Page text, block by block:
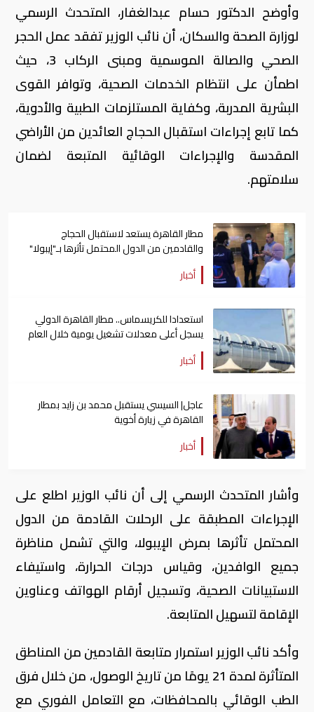
وأوضح الدكتور حسام عبدالغفار، المتحدث الرسمي
لوزارة الصحة والسكان، أن نائب الوزير تفقد عمل الحجر
الصحي والصالة الموسمية ومبنى الركاب 3، حيث
اطمأن على انتظام الخدمات الصحية، وتوافر القوى
البشرية المدربة، وكفاية المستلزمات الطبية والأدوية،
كما تابع إجراءات استقبال الحجاج العائدين من الأراضي
المقدسة والإجراءات الوقائية المتبعة لضمان
سلامتهم.
مطار القاهرة يستعد لاستقبال الحجاج
والقادمين من الدول المحتمل تأثرها بـ"إيبولا"
أخبار
استعدادا للكريسماس.. مطار القاهرة الدولي
يسجل أعلى معدلات تشغيل يومية خلال العام
أخبار
عاجل| السيسي يستقبل محمد بن زايد بمطار
القاهرة في زيارة أخوية
أخبار
وأشار المتحدث الرسمي إلى أن نائب الوزير اطلع على
الإجراءات المطبقة على الرحلات القادمة من الدول
المحتمل تأثرها بمرض الإيبولا، والتي تشمل مناظرة
جميع الوافدين، وقياس درجات الحرارة، واستيفاء
الاستبيانات الصحية، وتسجيل أرقام الهواتف وعناوين
الإقامة لتسهيل المتابعة.
وأكد نائب الوزير استمرار متابعة القادمين من المناطق
المتأثرة لمدة 21 يومًا من تاريخ الوصول، من خلال فرق
الطب الوقائي بالمحافظات، مع التعامل الفوري مع